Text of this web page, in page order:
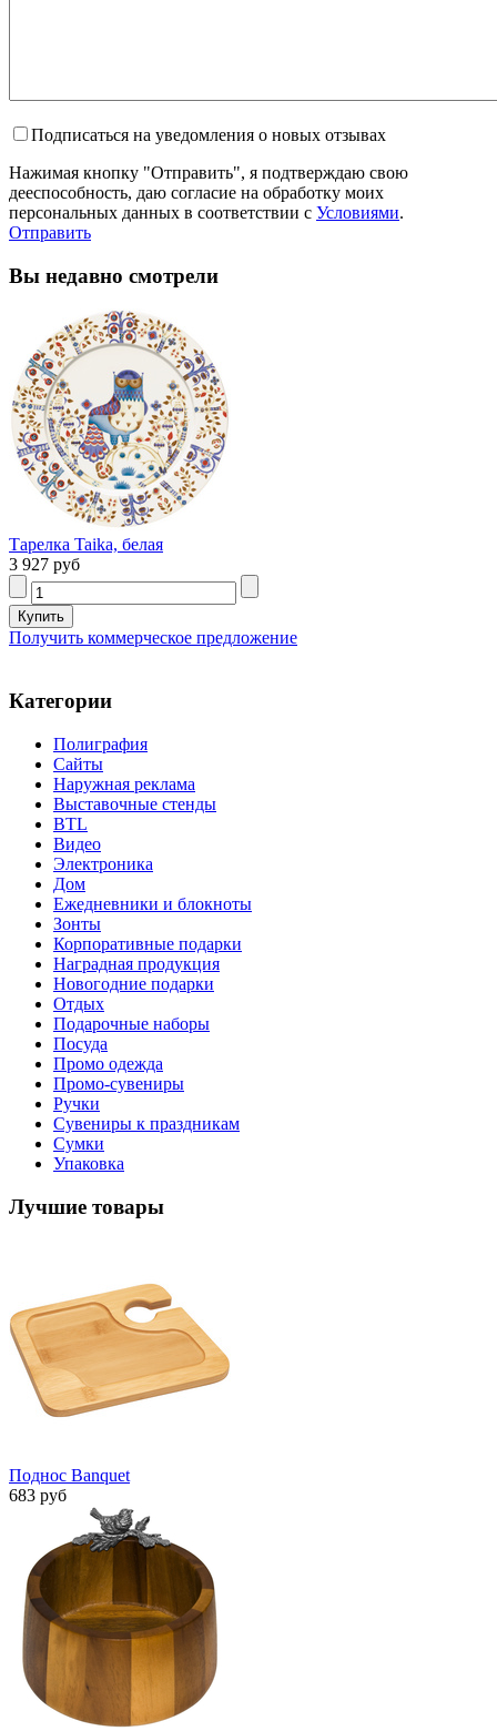
Подписаться на уведомления о новых отзывах
Нажимая кнопку "Отправить", я подтверждаю свою
дееспособность, даю согласие на обработку моих
персональных данных в соответствии с Условиями.
Отправить
Вы недавно смотрели
Тарелка Taika, белая
3 927 руб
Получить коммерческое предложение
Категории
Полиграфия
Сайты
Наружная реклама
Выставочные стенды
BTL
Видео
Электроника
Дом
Ежедневники и блокноты
Зонты
Корпоративные подарки
Наградная продукция
Новогодние подарки
Отдых
Подарочные наборы
Посуда
Промо одежда
Промо-сувениры
Ручки
Сувениры к праздникам
Сумки
Упаковка
Лучшие товары
Поднос Banquet
683 руб